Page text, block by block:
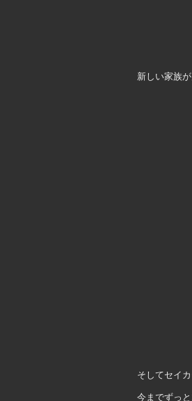
新しい家族
そしてセイ
今までずっ